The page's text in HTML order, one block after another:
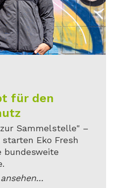
für den
Sammelstelle" –
Eko Fresh